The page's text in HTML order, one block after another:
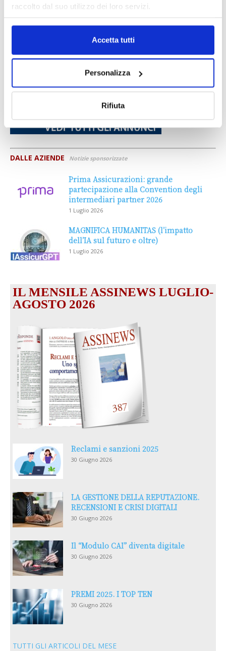
raccolto dal suo utilizzo dei loro servizi.
Accetta tutti
Personalizza
Rifiuta
DALLE AZIENDE Notizie sponsorizzate
Prima Assicurazioni: grande
partecipazione alla Convention degli
intermediari partner 2026
1 Luglio 2026
MAGNIFICA HUMANITAS (l’impatto
dell’IA sul futuro e oltre)
1 Luglio 2026
IL MENSILE ASSINEWS LUGLIO-
AGOSTO 2026
Reclami e sanzioni 2025
30 Giugno 2026
LA GESTIONE DELLA REPUTAZIONE.
RECENSIONI E CRISI DIGITALI
30 Giugno 2026
Il “Modulo CAI” diventa digitale
30 Giugno 2026
PREMI 2025. I TOP TEN
30 Giugno 2026
TUTTI GLI ARTICOLI DEL MESE